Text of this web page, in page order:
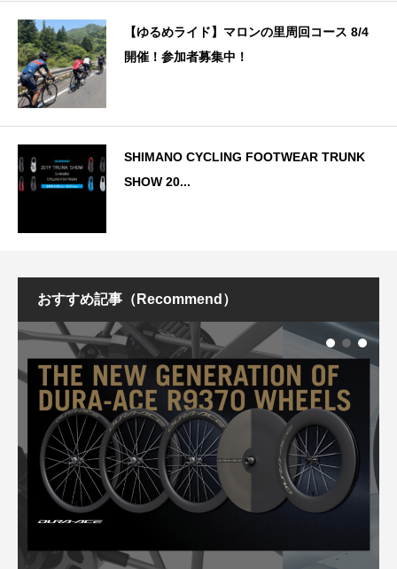
【ゆるめライド】マロンの里周回コース 8/4
開催！参加者募集中！
SHIMANO CYCLING FOOTWEAR TRUNK
SHOW 20...
おすすめ記事（Recommend）